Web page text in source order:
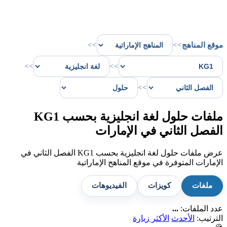
موقع المناهج>>
>>
>>
>>
>>
ملفات حلول لغة انجليزية بحسب KG1
الفصل الثاني في الإمارات
عرض ملفات حلول لغة انجليزية بحسب KG1 الفصل الثاني في
الإمارات المتوفرة في موقع المناهج الإماراتية
ملفات كويزات الفيديوهات
عدد الملفات: ...
الترتيب:
الأحدث
الأكثر زيارة